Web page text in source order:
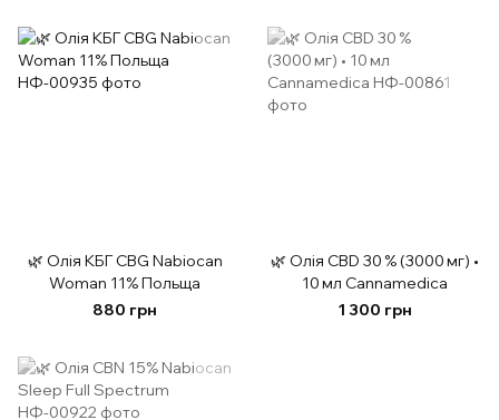
🌿 Олія КБГ CBG Nabiocan
Woman 11% Польща
880 грн
🌿 Олія CBD 30 % (3000 мг) •
10 мл Cannamedica
1 300 грн